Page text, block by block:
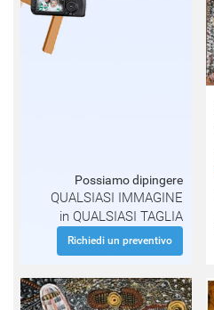
Possiamo dipingere
QUALSIASI IMMAGINE
in QUALSIASI TAGLIA
Richiedi un preventivo